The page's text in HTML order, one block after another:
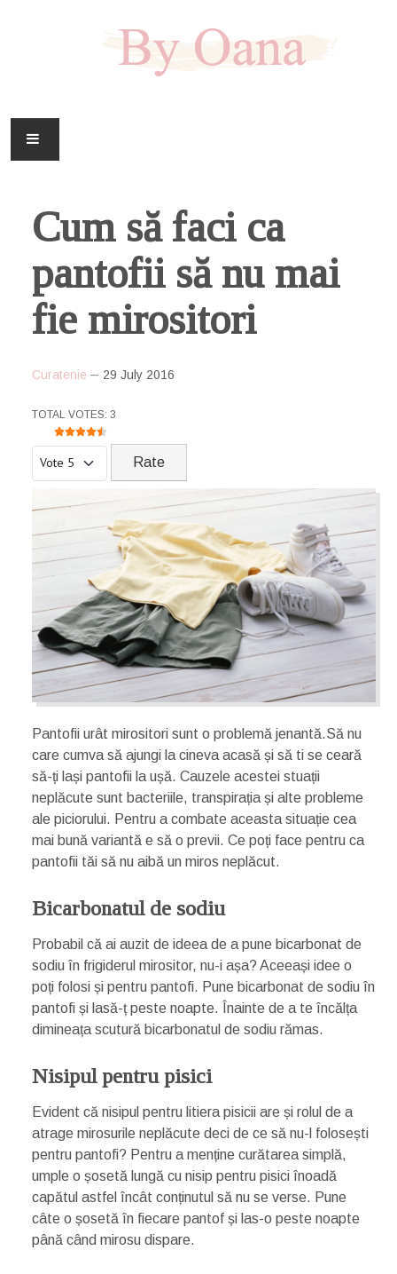
CASA
HOBBY
DOWNLOAD
Cum să faci ca
pantofii să nu mai
fie mirositori
Curatenie 29 July 2016
USER RATING: 4.5
TOTAL VOTES: 3
Pantofii urât mirositori sunt o problemă jenantă.Să nu
care cumva să ajungi la cineva acasă și să ti se ceară
să-ți lași pantofii la ușă. Cauzele acestei stuații
neplăcute sunt bacteriile, transpirația și alte probleme
ale piciorului. Pentru a combate aceasta situație cea
mai bună variantă e să o previi. Ce poți face pentru ca
pantofii tăi să nu aibă un miros neplăcut.
Bicarbonatul de sodiu
Probabil că ai auzit de ideea de a pune bicarbonat de
sodiu în frigiderul mirositor, nu-i așa? Aceeași idee o
poți folosi și pentru pantofi. Pune bicarbonat de sodiu în
pantofi și lasă-ț peste noapte. Înainte de a te încălța
dimineața scutură bicarbonatul de sodiu rămas.
Nisipul pentru pisici
Evident că nisipul pentru litiera pisicii are și rolul de a
atrage mirosurile neplăcute deci de ce să nu-l folosești
pentru pantofi? Pentru a menține curătarea simplă,
umple o șosetă lungă cu nisip pentru pisici înoadă
capătul astfel încât conținutul să nu se verse. Pune
câte o șosetă în fiecare pantof și las-o peste noapte
până când mirosu dispare.